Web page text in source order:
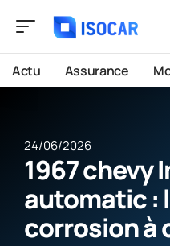
Actu Assurance
24/06/2026
1967 chevy
automatic :
corrosion à